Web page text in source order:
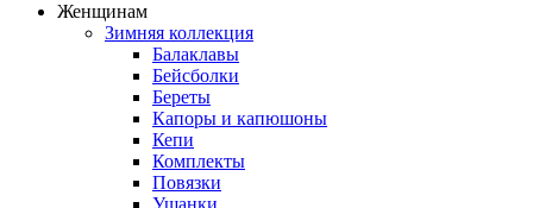
Женщинам
Зимняя коллекция
Балаклавы
Бейсболки
Береты
Капоры и капюшоны
Кепи
Комплекты
Повязки
Ушанки